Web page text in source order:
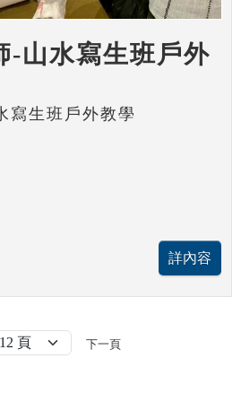
-山水寫生班戶外
寫生班戶外教學
下一頁